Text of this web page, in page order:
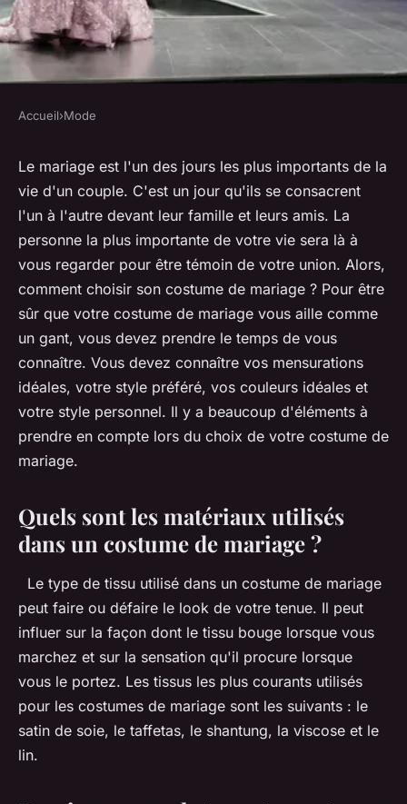
Comment bien choisir son
costume de mariage ?
lucinde•5 avril 2022•5 min de lecture
Accueil›Mode
Le mariage est l'un des jours les plus importants de la
vie d'un couple. C'est un jour qu'ils se consacrent
l'un à l'autre devant leur famille et leurs amis. La
personne la plus importante de votre vie sera là à
vous regarder pour être témoin de votre union. Alors,
comment choisir son costume de mariage ? Pour être
sûr que votre costume de mariage vous aille comme
un gant, vous devez prendre le temps de vous
connaître. Vous devez connaître vos mensurations
idéales, votre style préféré, vos couleurs idéales et
votre style personnel. Il y a beaucoup d'éléments à
prendre en compte lors du choix de votre costume de
mariage.
Quels sont les matériaux utilisés
dans un costume de mariage ?
Le type de tissu utilisé dans un costume de mariage
peut faire ou défaire le look de votre tenue. Il peut
influer sur la façon dont le tissu bouge lorsque vous
marchez et sur la sensation qu'il procure lorsque
vous le portez. Les tissus les plus courants utilisés
pour les costumes de mariage sont les suivants : le
satin de soie, le taffetas, le shantung, la viscose et le
lin.